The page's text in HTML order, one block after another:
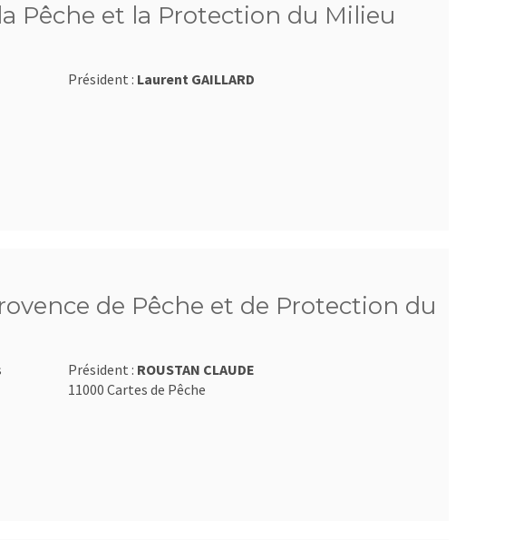
Pêche et la Protection du Milieu
Président : Laurent GAILLARD
de Pêche et de Protection du
Président : ROUSTAN CLAUDE
11000 Cartes de Pêche